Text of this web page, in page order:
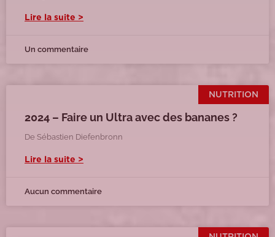
Lire la suite >
Un commentaire
NUTRITION
2024 – Faire un Ultra avec des bananes ?
De Sébastien Diefenbronn
Lire la suite >
Aucun commentaire